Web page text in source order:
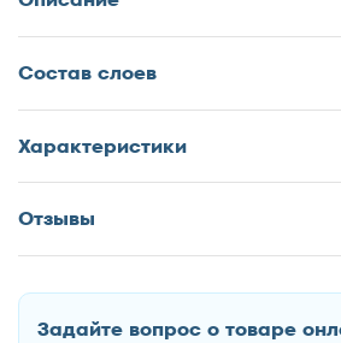
80x180
80x185
80x186
80x190
Cостав слоев
Характеристики
Отзывы
Оставить отзыв о
Задайте вопрос о товаре